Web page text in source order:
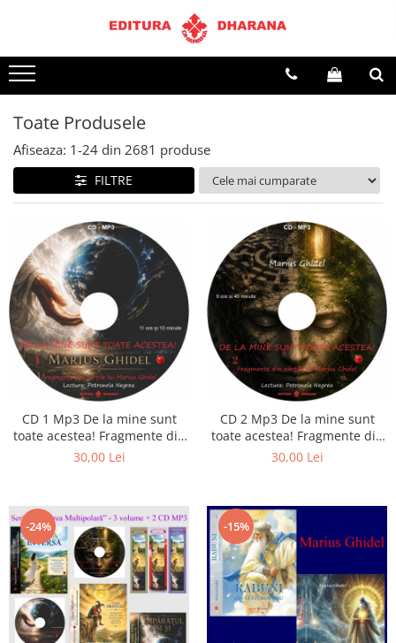
Terapii
Dietoterapie
Toate Produsele
Afiseaza: 1-24 din 2681 produse
FILTRE
CD 1 Mp3 De la mine sunt
toate acestea! Fragmente din
cărțile lui Marius Ghidel
30,00 Lei
CD 2 Mp3 De la mine sunt
toate acestea! Fragmente din
cărțile lui Marius Ghidel
30,00 Lei
-24% -15%